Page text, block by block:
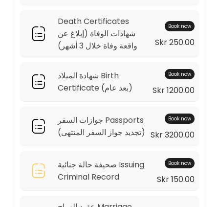
Death Certificates
شهادات الوفاة (إبلاغ عن
واقعة وفاة خلال 3 أشهر)
Book now
Skr 250.00
شهادة الميلاد Birth
Certificate (بعد عام)
Book now
Skr 1200.00
جوازات السفر Passports
(تجديد جواز السفر المنتهى)
Book now
Skr 3200.00
صحيفة حالة جنائية Issuing
Criminal Record
Book now
Skr 150.00